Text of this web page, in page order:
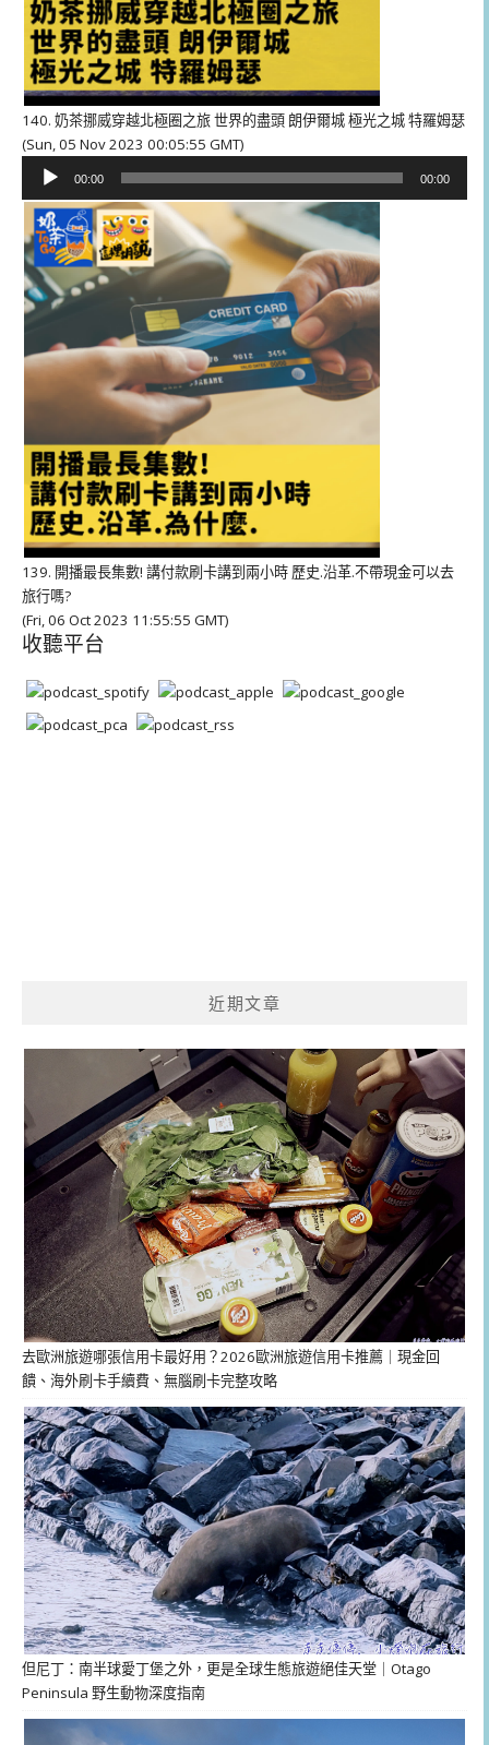
140. 奶茶挪威穿越北極圈之旅 世界的盡頭 朗伊爾城 極光之城 特羅姆瑟
(Sun, 05 Nov 2023 00:05:55 GMT)
播
放
器
00:00 00:00
139. 開播最長集數! 講付款刷卡講到兩小時 歷史.沿革.不帶現金可以去
旅行嗎?
(Fri, 06 Oct 2023 11:55:55 GMT)
收聽平台
近期文章
去歐洲旅遊哪張信用卡最好用？2026歐洲旅遊信用卡推薦｜現金回
饋、海外刷卡手續費、無腦刷卡完整攻略
但尼丁：南半球愛丁堡之外，更是全球生態旅遊絕佳天堂｜Otago
Peninsula 野生動物深度指南